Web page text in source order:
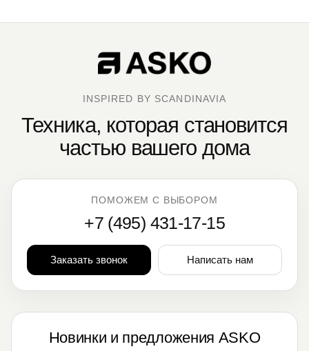
INSPIRED BY SCANDINAVIA
Техника, которая становится
частью вашего дома
ПОМОЖЕМ С ВЫБОРОМ
+7 (495) 431-17-15
Заказать звонок Написать нам
Новинки и предложения ASKO